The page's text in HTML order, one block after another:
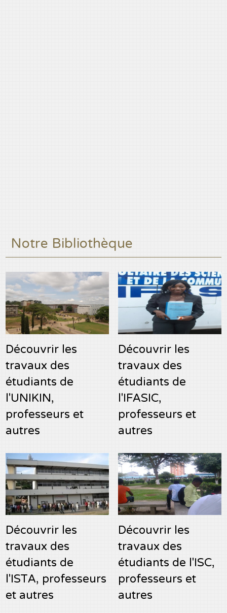
Notre Bibliothèque
Découvrir les
travaux des
étudiants de
l'UNIKIN,
professeurs et
autres
Découvrir les
travaux des
étudiants de
l'IFASIC,
professeurs et
autres
Découvrir les
travaux des
étudiants de
l'ISTA, professeurs
et autres
Découvrir les
travaux des
étudiants de l'ISC,
professeurs et
autres